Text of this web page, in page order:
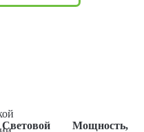
Световой
Мощность,